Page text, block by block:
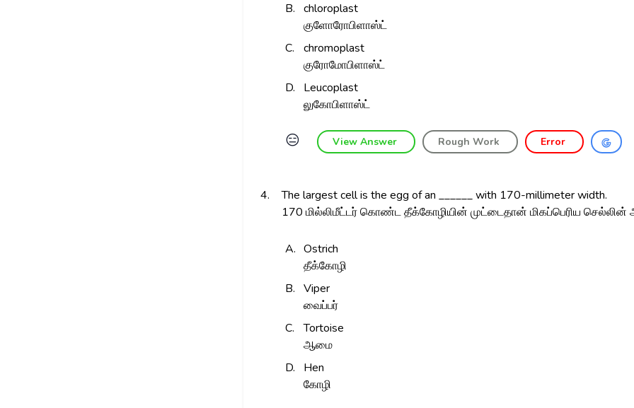
B.
chloroplast
குளோரோபிளாஸ்ட்
C.
chromoplast
குரோமோபிளாஸ்ட்
D.
Leucoplast
லுகோபிளாஸ்ட்
😑 View Answer Rough Work Error
4.
The largest cell is the egg of an ______ with 170-millimeter width.
170 மில்லிமீட்டர் கொண்ட தீக்கோழியின் முட்டைதான் மிகப்பெரிய செல்லின்
A. Ostrich
தீக்கோழி
B.
Viper
வைப்பர்
C.
Tortoise
ஆமை
D.
Hen
கோழி